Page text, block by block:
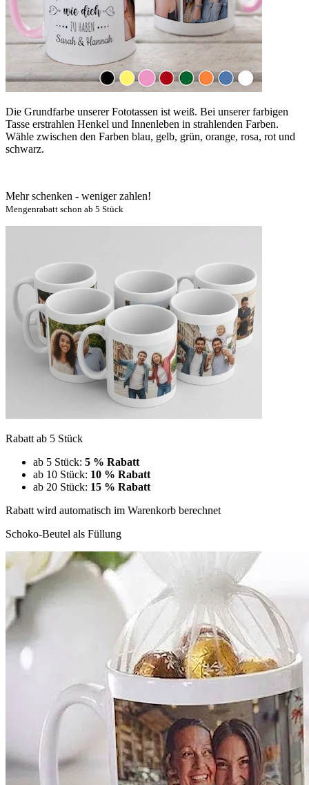
Die Grundfarbe unserer Fototassen ist weiß. Bei unserer farbigen
Tasse erstrahlen Henkel und Innenleben in strahlenden Farben.
Wähle zwischen den Farben blau, gelb, grün, orange, rosa, rot und
schwarz.
Mehr schenken - weniger zahlen!
Mengenrabatt schon ab 5 Stück
Rabatt ab 5 Stück
ab 5 Stück: 5 % Rabatt
ab 10 Stück: 10 % Rabatt
ab 20 Stück: 15 % Rabatt
Rabatt wird automatisch im Warenkorb berechnet
Schoko-Beutel als Füllung